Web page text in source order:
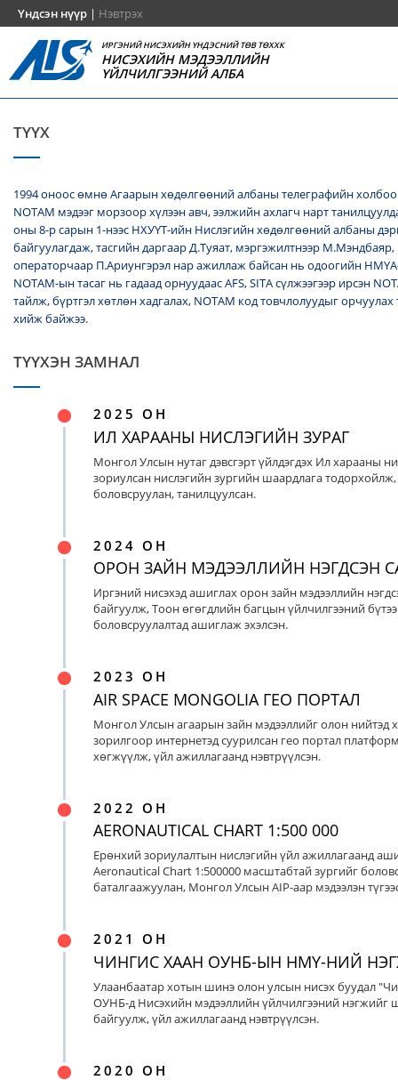
Үндсэн нүүр | Нэвтрэх
ИРГЭНИЙ НИСЭХИЙН ҮНДЭСНИЙ ТӨВ ТӨХХК
НИСЭХИЙН МЭДЭЭЛЛИЙН
ҮЙЛЧИЛГЭЭНИЙ АЛБА
ТҮҮХ
1994 оноос өмнө Агаарын хөдөлгөөний албаны телеграфийн
NОТАМ мэдээг морзоор хүлээн авч, ээлжийн ахлагч нарт
оны 8-р сарын 1-нээс НХУҮТ-ийн Нислэгийн хөдөлгөөний албаны
байгуулагдаж, тасгийн даргаар Д.Туяат, мэргэжилтнээр
операторчаар П.Ариунгэрэл нар ажиллаж байсан нь одоогийн
NOTAM-ын тасаг нь гадаад орнуудаас AFS, SITA сүлжээгээр ирсэн
тайлж, бүртгэл хөтлөн хадгалах, NОТАМ код товчлолуудыг
хийж байжээ.
ТҮҮХЭН ЗАМНАЛ
2025 ОН
ИЛ ХАРААНЫ НИСЛЭГИЙН ЗУРАГ
Монгол Улсын нутаг дэвсгэрт үйлдэгдэх Ил харааны
зориулсан нислэгийн зургийн шаардлага тодорхойлж,
боловсруулан, танилцуулсан.
2024 ОН
ОРОН ЗАЙН МЭДЭЭЛЛИЙН НЭГДСЭН
Иргэний нисэхэд ашиглах орон зайн мэдээллийн
байгуулж, Тоон өгөгдлийн багцын үйлчилгээний
боловсруулалтад ашиглаж эхэлсэн.
2023 ОН
AIR SPACE MONGOLIA ГЕО ПОРТАЛ
Монгол Улсын агаарын зайн мэдээллийг олон нийтэд
зорилгоор интернетэд суурилсан гео портал
хөгжүүлж, үйл ажиллагаанд нэвтрүүлсэн.
2022 ОН
AERONAUTICAL CHART 1:500 000
Ерөнхий зориулалтын нислэгийн үйл ажиллагаанд
Aeronautical Chart 1:500000 масштабтай зургийг
баталгаажуулан, Монгол Улсын AIP-аар мэдээлэн
2021 ОН
ЧИНГИС ХААН ОУНБ-ЫН НМҮ-НИЙ
Улаанбаатар хотын шинэ олон улсын нисэх буудал
ОУНБ-д Нисэхийн мэдээллийн үйлчилгээний нэгжийг
байгуулж, үйл ажиллагаанд нэвтрүүлсэн.
2020 ОН